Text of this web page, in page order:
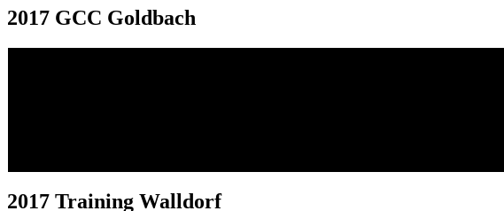
2017 GCC Goldbach
2017 Training Walldorf